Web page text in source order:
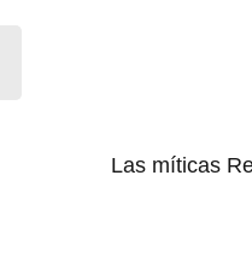
Las míticas